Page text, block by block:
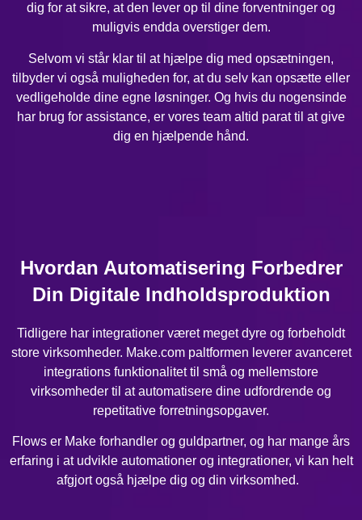
dig for at sikre, at den lever op til dine forventninger og
muligvis endda overstiger dem.
Selvom vi står klar til at hjælpe dig med opsætningen,
tilbyder vi også muligheden for, at du selv kan opsætte eller
vedligeholde dine egne løsninger. Og hvis du nogensinde
har brug for assistance, er vores team altid parat til at give
dig en hjælpende hånd.
Hvordan Automatisering Forbedrer
Din Digitale Indholdsproduktion
Tidligere har integrationer været meget dyre og forbeholdt
store virksomheder. Make.com paltformen leverer avanceret
integrations funktionalitet til små og mellemstore
virksomheder til at automatisere dine udfordrende og
repetitative forretningsopgaver.
Flows er Make forhandler og guldpartner, og har mange års
erfaring i at udvikle automationer og integrationer, vi kan helt
afgjort også hjælpe dig og din virksomhed.